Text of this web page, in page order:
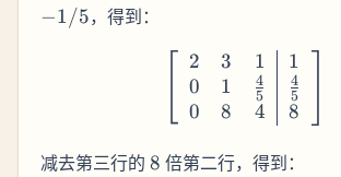
−1/5，得到：
2
0
0
3
1
8
1
5
4
4
1
5
4
8
减去第三行的 8
8 倍第二行，得到：